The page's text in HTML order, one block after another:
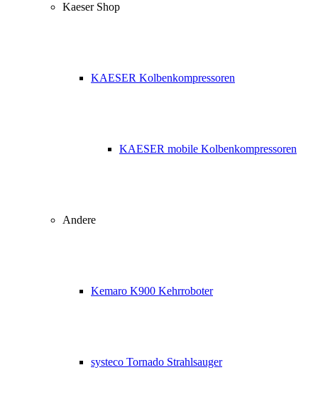
Kaeser Shop
KAESER Kolbenkompressoren
KAESER mobile Kolbenkompressoren
Andere
Kemaro K900 Kehrroboter
systeco Tornado Strahlsauger